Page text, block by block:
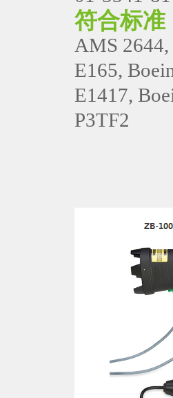
符合标准
AMS
E165,
E1417,
P3TF2